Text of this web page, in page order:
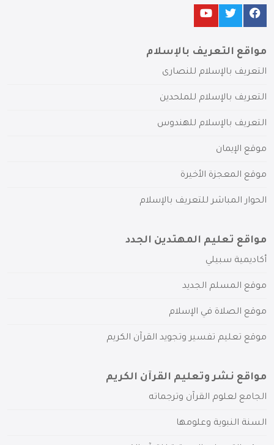
مواقع التعريف بالإسلام
التعريف بالإسلام للنصارى
التعريف بالإسلام للملحدين
التعريف بالإسلام للهندوس
موقع الإيمان
موقع المعجزة الأخيرة
الحوار المباشر للتعريف بالإسلام
مواقع تعليم المهتدين الجدد
أكاديمية سبيلي
موقع المسلم الجديد
موقع الصلاة في الإسلام
موقع تعليم تفسير وتجويد القرآن الكريم
مواقع نشر وتعليم القرآن الكريم
الجامع لعلوم القرآن وترجماته
السنة النبوية وعلومها